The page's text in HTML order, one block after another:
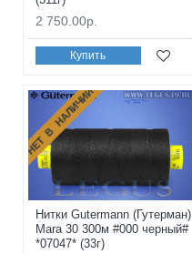
2 750.00р.
Купить
НЕТ В НАЛИЧИИ
Нитки Gutermann (Гутерман)
Mara 30 300м #000 черный#
*07047* (33г)